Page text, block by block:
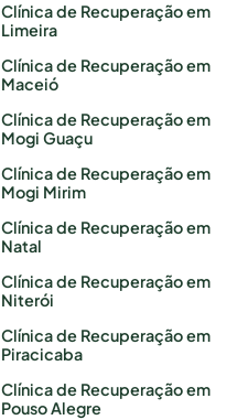
Clínica de Recuperação em
Limeira
Clínica de Recuperação em
Maceió
Clínica de Recuperação em
Mogi Guaçu
Clínica de Recuperação em
Mogi Mirim
Clínica de Recuperação em
Natal
Clínica de Recuperação em
Niterói
Clínica de Recuperação em
Piracicaba
Clínica de Recuperação em
Pouso Alegre